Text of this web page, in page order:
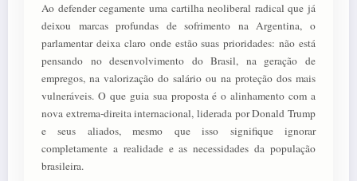
Ao defender cegamente uma cartilha neoliberal radical que já
deixou marcas profundas de sofrimento na Argentina, o
parlamentar deixa claro onde estão suas prioridades: não está
pensando no desenvolvimento do Brasil, na geração de
empregos, na valorização do salário ou na proteção dos mais
vulneráveis. O que guia sua proposta é o alinhamento com a
nova extrema-direita internacional, liderada por Donald Trump
e seus aliados, mesmo que isso signifique ignorar
completamente a realidade e as necessidades da população
brasileira.